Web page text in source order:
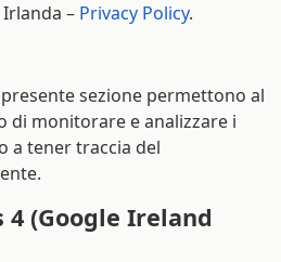
– Privacy Policy.
sezione permettono al
di monitorare e analizzare i
a tener traccia del
4 (Google Ireland